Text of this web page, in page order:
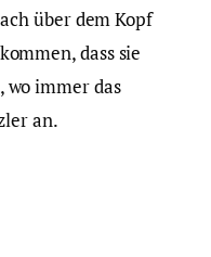
über dem Kopf
dass sie
immer das
an.